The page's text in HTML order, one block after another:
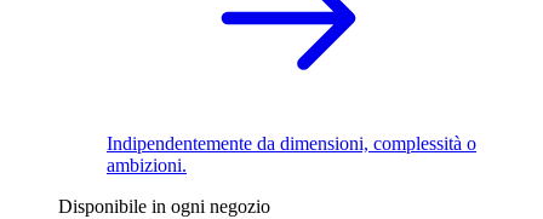
Indipendentemente da dimensioni, complessità o
ambizioni.
Disponibile in ogni negozio